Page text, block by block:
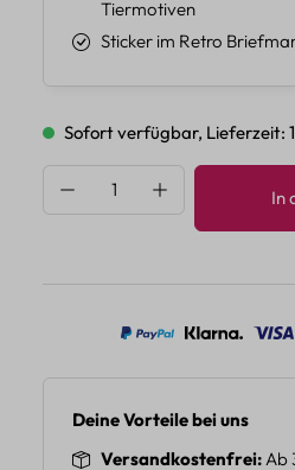
Tiermotiven
Sticker im Retro
Sofort verfügbar, Lieferzeit:
Produkt Anzahl: Gib
In
Deine Vorteile bei uns
Versandkostenfrei Ab